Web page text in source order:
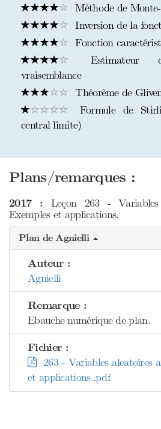
Méthode de
Inversion de la
Fonction
Estimateur
vraisemblance
Théorème de
Formule de
central limite)
Plans/remarques :
2017 : Leçon 263 -
Exemples et applications.
Plan de Agnielli
Auteur :
Agnielli
Remarque :
Ebauche numérique de plan.
Fichier :
263 - Variables aleatoires
et applications..pdf